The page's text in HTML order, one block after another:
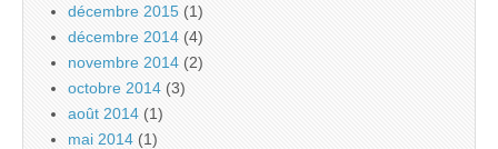
décembre 2015 (1)
décembre 2014 (4)
novembre 2014 (2)
octobre 2014 (3)
août 2014 (1)
mai 2014 (1)